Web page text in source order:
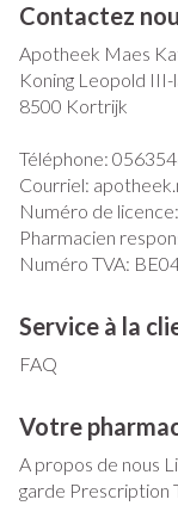
Contactez
Apotheek Maes
Koning Leopold III-
8500 Kortrijk
Téléphone:
Courriel:
Numéro de licence:
Pharmacien
Numéro TVA:
Service à la
FAQ
Votre
A propos de nous
garde Prescription